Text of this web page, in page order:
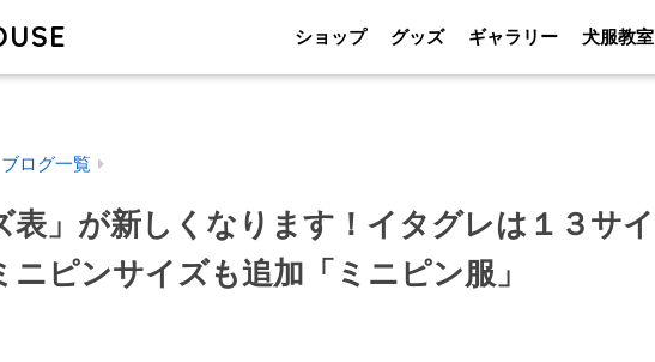
ショップ グッズ ギャラリー 犬服教室
ブログ一覧
表」が新しくなります！イタグレは１３サイ
ニピンサイズも追加「ミニピン服」